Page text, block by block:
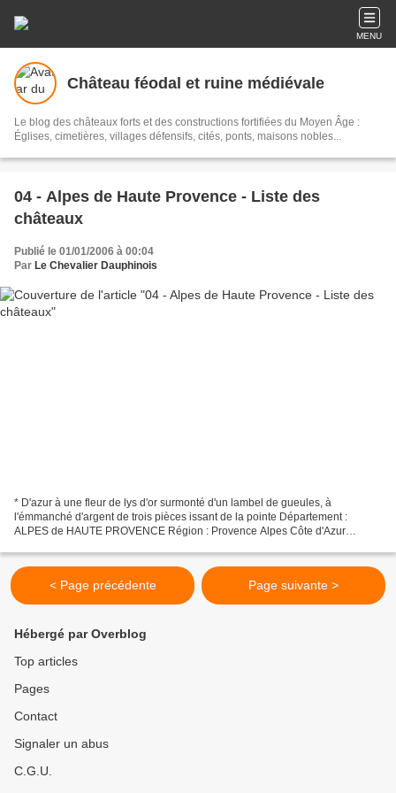
MENU
Château féodal et ruine médiévale
Le blog des châteaux forts et des constructions fortifiées du Moyen Âge :
Églises, cimetières, villages défensifs, cités, ponts, maisons nobles...
04 - Alpes de Haute Provence - Liste des
châteaux
Publié le 01/01/2006 à 00:04
Par Le Chevalier Dauphinois
* D'azur à une fleur de lys d'or surmonté d'un lambel de gueules, à
l'émmanché d'argent de trois pièces issant de la pointe Département :
ALPES de HAUTE PROVENCE Région : Provence Alpes Côte d'Azur
< Page précédente Page suivante >
Hébergé par Overblog
Top articles
Pages
Contact
Signaler un abus
C.G.U.